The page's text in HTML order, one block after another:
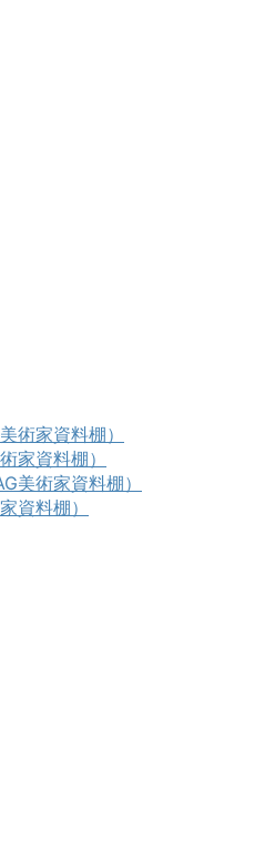
術家資料棚）
家資料棚）
美術家資料棚）
資料棚）